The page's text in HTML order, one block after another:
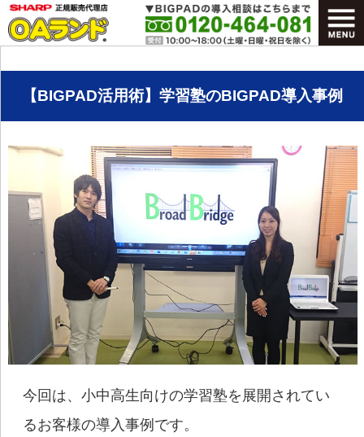
【BIGPAD活用術】学習塾のBIGPAD導入事例
今回は、小中高生向けの学習塾を展開されてい
るお客様の導入事例です。